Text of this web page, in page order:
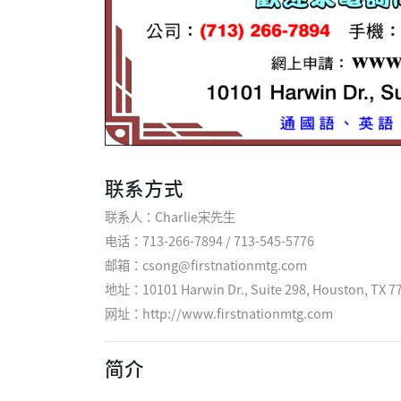
联系方式
联系人：Charlie宋先生
电话：713-266-7894 / 713-545-5776
邮箱：csong@firstnationmtg.com
地址：10101 Harwin Dr., Suite 298, Houston, TX
网址： http://www.firstnationmtg.com
简介